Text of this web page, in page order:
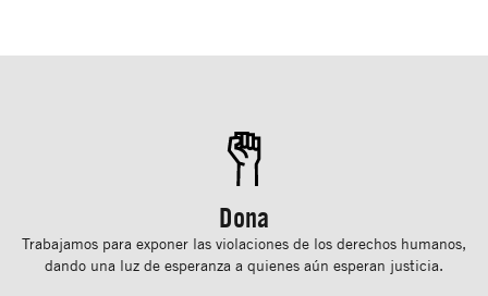
Dona
Trabajamos para exponer las violaciones de los derechos humanos,
dando una luz de esperanza a quienes aún esperan justicia.